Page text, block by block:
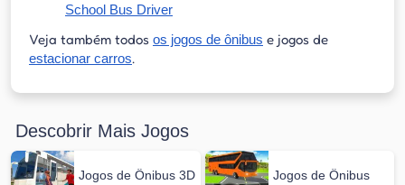
School Bus Driver
Veja também todos os jogos de ônibus e jogos de
estacionar carros.
Descobrir Mais Jogos
Jogos de Ônibus 3D Jogos de Ônibus